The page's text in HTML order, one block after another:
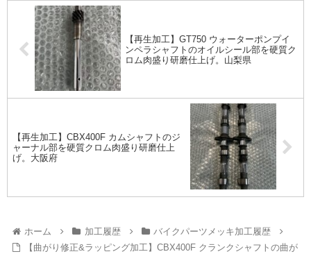
【再生加工】GT750 ウォーターポンプイ
ンペラシャフトのオイルシール部を硬質ク
ロム肉盛り研磨仕上げ。山梨県
【再生加工】CBX400F カムシャフトのジ
ャーナル部を硬質クロム肉盛り研磨仕上
げ。大阪府
ホーム 加工履歴
バイクパーツメッキ加工履歴
【曲がり修正&ラッピング加工】CBX400F クランクシャフトの曲が